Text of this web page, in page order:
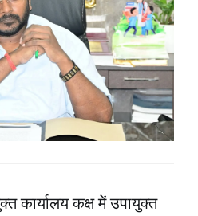
कार्यालय कक्ष में उपायुक्त